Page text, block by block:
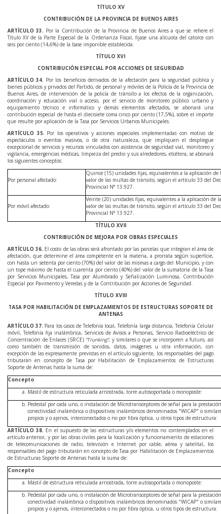
TÍTULO XV
CONTRIBUCIÓN DE LA PROVINCIA DE BUENOS AIRES
ARTÍCULO33. Por la Contribución de la Provincia de Buenos Aires a que se refiere el
Título XV de la Parte Especial de la Ordenanza Fiscal, fijase una alícuota del catorce con
seis por ciento (14,6%) de la base imponible establecida.
TÍTULO XVI
CONTRIBUCIÓN ESPECIAL POR ACCIONES DE SEGURIDAD
ARTÍCULO34. Por los beneficios derivados de la afectación para la seguridad pública y
bienes públicos y privados del Partido, de personal y móviles de la Policía de la Provincia de
Buenos Aires, de intervención de la policía de tránsito a los efectos de la organización,
coordinación y educación vial o acceso, por el servicio de monitoreo público urbano y
equipamiento técnico e informático y demás elementos afectados, se abonará una
contribución especial de hasta el diecisiete coma cinco por ciento (17,5%), sobre el importe
que resulte por aplicación de la Tasa por Servicios Urbanos Municipales.
ARTÍCULO 35. Por los operativos y acciones especiales implementadas con motivo de
espectáculos o eventos masivos, o de otra naturaleza, que impliquen el despliegue
excepcional de servicios y recursos vinculados con asistencia de seguridad vial, monitoreo y
vigilancia, emergencias médicas, limpieza del predio y sus alrededores, etcétera, se abonará
los siguientes conceptos:
Por personal afectado:
Quince (15) unidades fijas, equivalentes a la aplicación
valor de las multas de tránsito, según el artículo 33 del
Provincial N° 13.927.
Por móvil afectado:
Veinte (20) unidades fijas, equivalentes a la aplicación de
valor de las multas de tránsito, según el artículo 33 del
Provincial N° 13.927.
TÍTULO XVII
CONTRIBUCIÓN DE MEJORA POR OBRAS ESPECIALES
ARTÍCULO36. El costo de las obras será afrontado por las parcelas que integran el área de
afectación, que determine el área competente en la materia, a prorrata según superficie,
con hasta un setenta por ciento (70%) del valor de las mismas a cargo del Municipio, y con
un tope máximo de hasta el cuarenta por ciento (40%) del valor de la sumatoria de la Tasa
por Servicios Municipales, Tasa por Alumbrado y Señalización Luminosa, Contribución
Especial por Pavimento y Veredas y de la Contribución por Acciones de Seguridad.
TÍTULO XVIII
TASA POR HABILITACIÓN DE EMPLAZAMIENTOS DE ESTRUCTURAS SOPORTE DE
ANTENAS
ARTÍCULO37. Para los casos de Telefonía local, Telefonía larga distancia, Telefonía Celular
móvil, Telefonía fija inalámbrica, Servicios de Avisos a Personas, Servicio Radioeléctrico de
Concentración de Enlaces (SRCE) “Trunking”, y similares o que se incorporen a futuro, así
como también de transmisión de sonidos, datos, imágenes u otra información, con
excepción de las expresamente previstas en el artículo siguiente, los responsables del pago
tributarán en concepto de Tasa por Habilitación de Emplazamientos de Estructuras
Soporte de Antenas hasta la suma de:
Concepto
Mástil de estructura reticulada arriostrada, torre autosoportada o monoposte:
Pedestal por cada uno, o instalación de Microtransceptores de señal para la
conectividad inalámbrica o dispositivos inalámbricos denominados "WICAP" o
propios y o ajenos, interconectados o no por fibra óptica, u otros tipos de estructura:
ARTÍCULO38. En el supuesto de las estructuras y/o elementos no contemplados en el
artículo anterior, y por las obras civiles para la localización y funcionamiento de estaciones
de telecomunicaciones de radio, televisión e Internet por cable, aérea y satelital, los
responsables del pago tributarán en concepto de Tasa por Habilitación de Emplazamientos
de Estructuras Soporte de Antenas hasta la suma de:
Concepto
Mástil de estructura reticulada arriostrada, torre autosoportada o monoposte:
Pedestal por cada uno, o instalación de Microtransceptores de señal para la
conectividad inalámbrica o dispositivos inalámbricos denominados "WICAP" o
propios y o ajenos, interconectados o no por fibra óptica, u otros tipos de estructura: